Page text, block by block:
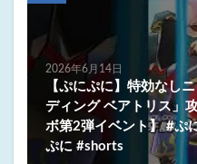
2026年6月14日
【ぷにぷに】特効なし
ディング ベアトリス」
ボ第2弾イベント】 #ぷ
ぷに #shorts